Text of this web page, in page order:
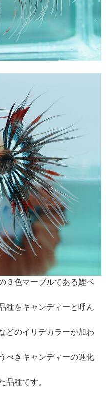
３色マーブルである鯉ベ
種をキャンディーと呼ん
どのイリデカラーが加わ
べきキャンディーの進化
品種です。